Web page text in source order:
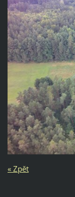
« Zpět